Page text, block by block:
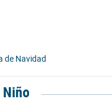
de Navidad